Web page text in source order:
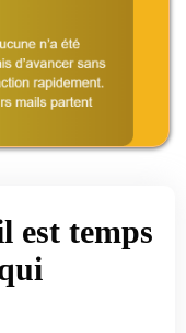
est temps